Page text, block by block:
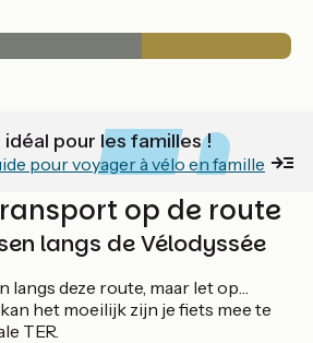
idéal pour les familles !
pour voyager à vélo en famille
op de route
langs de Vélodyssée
langs deze route, maar let op…
het moeilijk zijn je fiets mee te
TER.